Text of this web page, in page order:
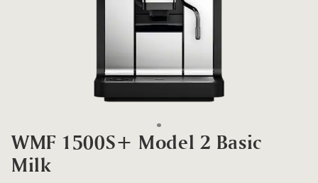
Go to slide 1
WMF 1500S+ Model 2 Basic
Milk